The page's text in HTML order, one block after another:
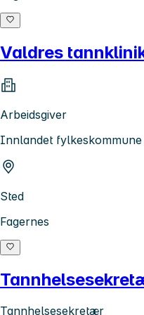
Valdres
Arbeidsgiver
Innlandet
Sted
Fagernes
Tannhelsesekretær